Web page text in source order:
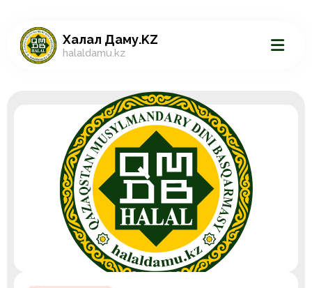
Халал Даму.KZ
halaldamu.kz